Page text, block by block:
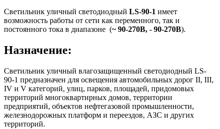
Светильник уличный светодиодный LS-90-1 имеет
возможность работы от сети как переменного, так и
постоянного тока в диапазоне (~ 90-270В, - 90-270В).
Назначение:
Светильник уличный влагозащищенный светодиодный LS-
90-1 предназначен для освещения автомобильных дорог II, III,
IV и V категорий, улиц, парков, площадей, придомовых
территорий многоквартирных домов, территории
предприятий, объектов нефтегазовой промышленности,
железнодорожных платформ и переездов, АЗС и других
территорий.